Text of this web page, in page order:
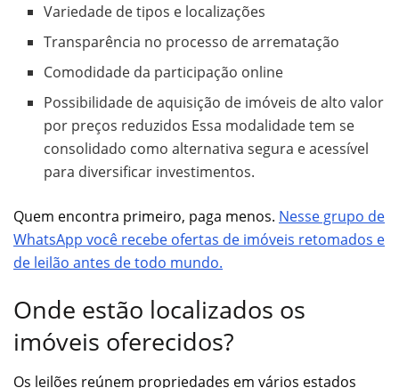
Variedade de tipos e localizações
Transparência no processo de arrematação
Comodidade da participação online
Possibilidade de aquisição de imóveis de alto valor
por preços reduzidos Essa modalidade tem se
consolidado como alternativa segura e acessível
para diversificar investimentos.
Quem encontra primeiro, paga menos. Nesse grupo de
WhatsApp você recebe ofertas de imóveis retomados e
de leilão antes de todo mundo.
Onde estão localizados os
imóveis oferecidos?
Os leilões reúnem propriedades em vários estados